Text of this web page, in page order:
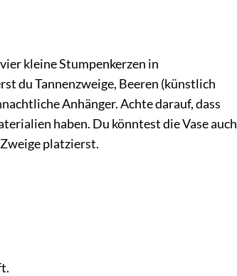
kleine Stumpenkerzen in
du Tannenzweige, Beeren (künstlich
Anhänger. Achte darauf, dass
haben. Du könntest die Vase auch
platzierst.